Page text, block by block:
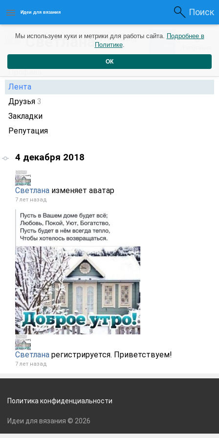
Идеи для вязания Поиск
Светлана1 год назад 0 0
Профиль
Лента
Друзья 3
Закладки
Репутация
4 декабря 2018
Светлана изменяет аватар
7 лет назад
Светлана регистрируется. Приветствуем!
7 лет назад
Мы используем куки и метрики для работы сайта. Подробнее в
Политике.
ОК
Политика конфиденциальности
Идеи для вязания © 2026